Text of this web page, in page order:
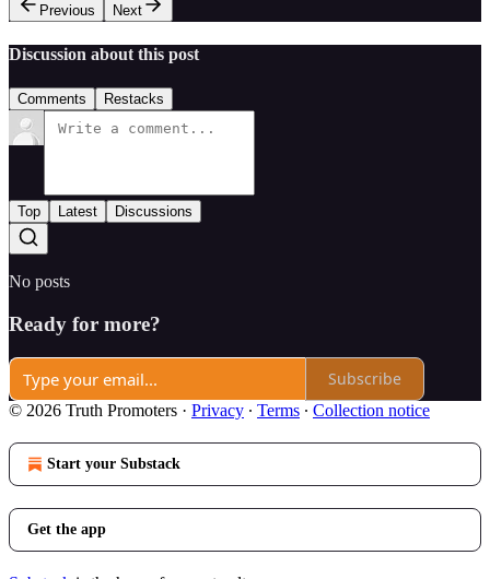
Previous
Next
Discussion about this post
Comments Restacks
Top Latest Discussions
No posts
Ready for more?
Subscribe
© 2026 Truth Promoters · Privacy ∙ Terms ∙ Collection notice
Start your Substack
Get the app